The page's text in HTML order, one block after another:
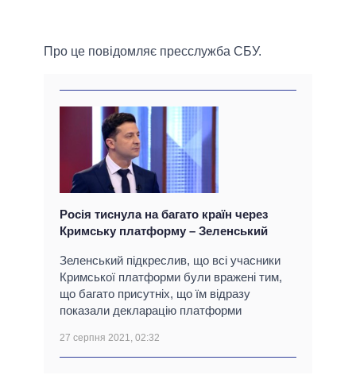
Про це повідомляє пресслужба СБУ.
Росія тиснула на багато країн через
Кримську платформу – Зеленський
Зеленський підкреслив, що всі учасники
Кримської платформи були вражені тим,
що багато присутніх, що їм відразу
показали декларацію платформи
27 серпня 2021, 02:32